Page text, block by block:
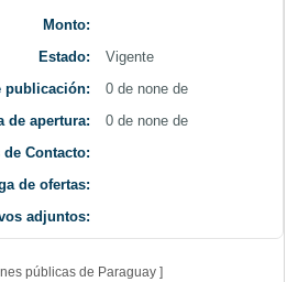
Monto:
Estado:
Vigente
publicación:
0 de none de
de apertura:
0 de none de
de Contacto:
de ofertas:
adjuntos:
públicas de Paraguay ]